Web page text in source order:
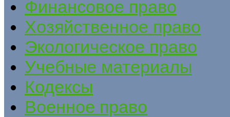
Финансовое право
Хозяйственное право
Экологическое право
Учебные материалы
Кодексы
Военное право